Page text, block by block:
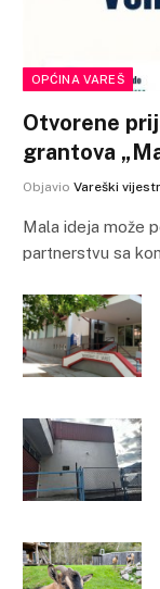
OPĆINA VAREŠ
Otvorene
grantova
Objavio Vareški
Mala ideja može
partnerstvu sa